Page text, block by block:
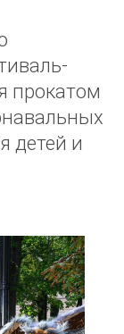
прокатом
детей и